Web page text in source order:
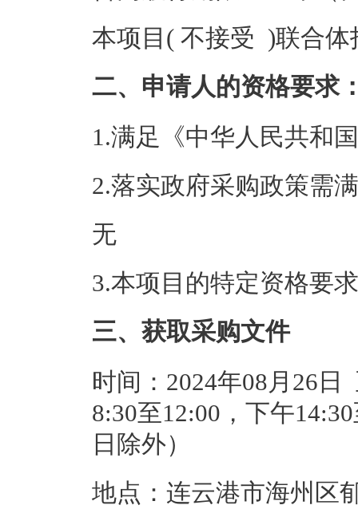
本项目( 不接受 )联合体
二、申请人的资格要求
1.满足《中华人民共和
2.落实政府采购政策需
无
3.本项目的特定资格要
三、获取采购文件
时间：2024年08月26
8:30至12:00，下午
日除外）
地点：连云港市海州区